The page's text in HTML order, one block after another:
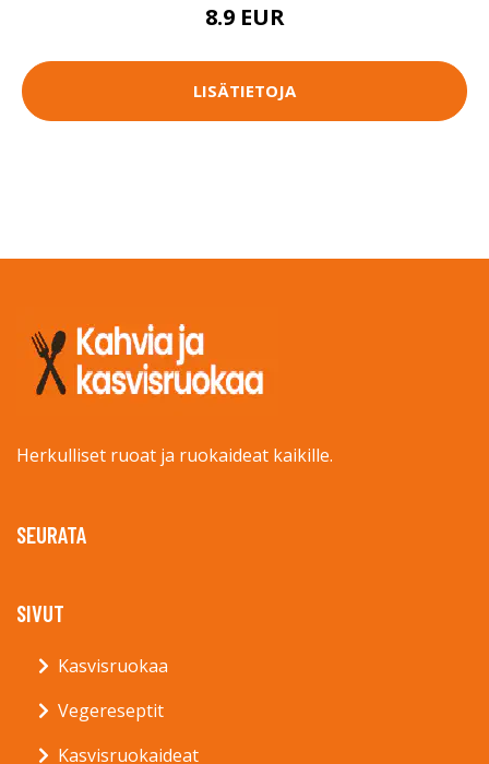
8.9 EUR
LISÄTIETOJA
Herkulliset ruoat ja ruokaideat kaikille.
SEURATA
SIVUT
Kasvisruokaa
Vegereseptit
Kasvisruokaideat